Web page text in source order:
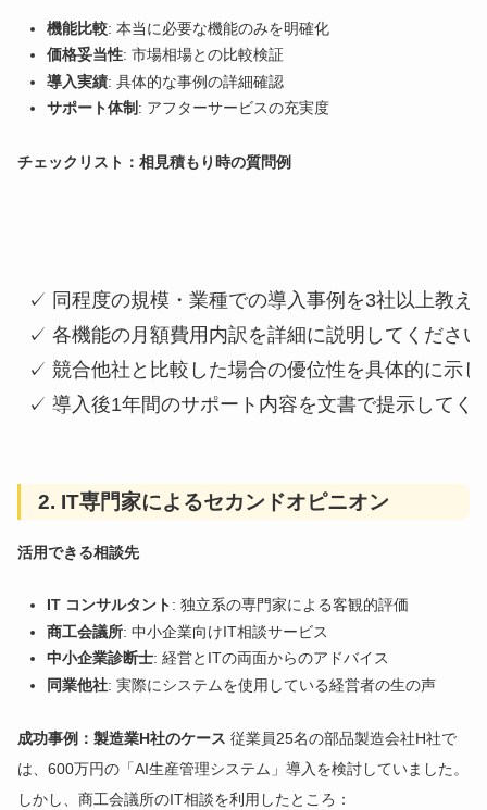
機能比較: 本当に必要な機能のみを明確化
価格妥当性: 市場相場との比較検証
導入実績: 具体的な事例の詳細確認
サポート体制 : アフターサービスの充実度
チェックリスト：相見積もり時の質問例
✓ 同程度の規模・業種での導入事例を3社以上教え
✓ 各機能の月額費用内訳を詳細に説明してください
✓ 競合他社と比較した場合の優位性を具体的に示
✓ 導入後1年間のサポート内容を文書で提示してく
2. IT専門家によるセカンドオピニオン
活用できる相談先
IT コンサルタント: 独立系の専門家による客観的評価
商工会議所: 中小企業向けIT相談サービス
中小企業診断士: 経営とITの両面からのアドバイス
同業他社: 実際にシステムを使用している経営者の生の声
成功事例：製造業H社のケース 従業員25名の部品製造会社H社で
は、600万円の「AI生産管理システム」導入を検討していました。
しかし、商工会議所のIT相談を利用したところ：